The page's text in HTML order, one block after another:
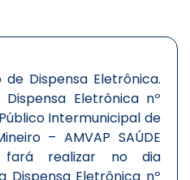
de Dispensa Eletrônica.
Eletrônica nº
Intermunicipal de
– AMVAP SAÚDE
realizar no dia